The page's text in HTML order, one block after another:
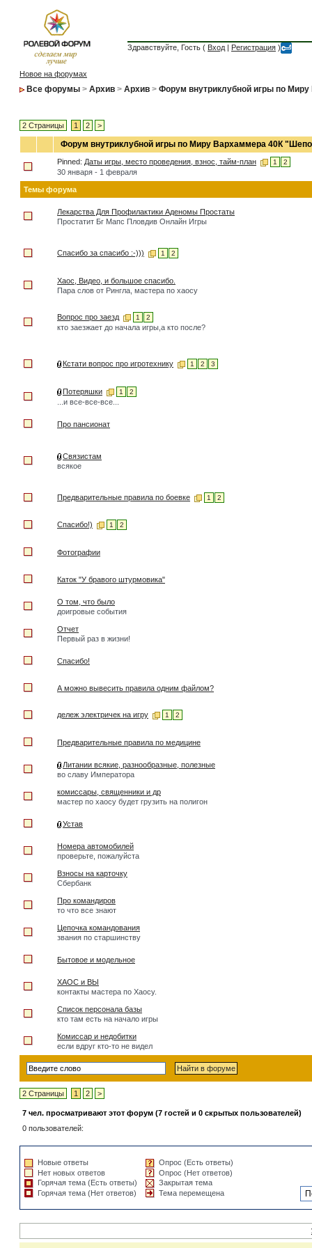
Здравствуйте, Гость ( Вход | Регистрация )
Новое на форумах
Все форумы > Архив > Архив > Форум внутриклубной игры по
2 Страницы 1 2 >
Форум внутриклубной игры по Миру Вархаммера 40К
Pinned: Даты игры, место проведения, взнос, тайм-план 1 2
30 января - 1 февраля
Темы форума
Лекарства Для Профилактики Аденомы Простаты
Простатит Бг Мапс Пловдив Онлайн Игры
Спасибо за спасибо :-))) 1 2
Хаос, Видео, и большое спасибо.
Пара слов от Рингла, мастера по хаосу
Вопрос про заезд 1 2
кто заезжает до начала игры,а кто после?
Кстати вопрос про игротехнику 1 2 3
Потеряшки 1 2
...и все-все-все...
Про пансионат
Связистам
всякое
Предварительные правила по боевке 1 2
Спасибо!) 1 2
Фотографии
Каток "У бравого штурмовика"
О том, что было
доигровые события
Отчет
Первый раз в жизни!
Спасибо!
А можно вывесить правила одним файлом?
дележ электричек на игру 1 2
Предварительные правила по медицине
Литании всякие, разнообразные, полезные
во славу Императора
комиссары, священники и др
мастер по хаосу будет грузить на полигон
Устав
Номера автомобилей
проверьте, пожалуйста
Взносы на карточку
Сбербанк
Про командиров
то что все знают
Цепочка командования
звания по старшинству
Бытовое и модельное
ХАОС и ВЫ
контакты мастера по Хаосу.
Список персонала базы
кто там есть на начало игры
Комиссар и недобитки
если вдруг кто-то не видел
2 Страницы 1 2 >
7 чел. просматривают этот форум (7 гостей и 0 скрытых пользователей)
0 пользователей:
Новые ответы
Нет новых ответов
Горячая тема (Есть ответы)
Горячая тема (Нет ответов)
Опрос (Есть ответы)
Опрос (Нет ответов)
Закрытая тема
Тема перемещена